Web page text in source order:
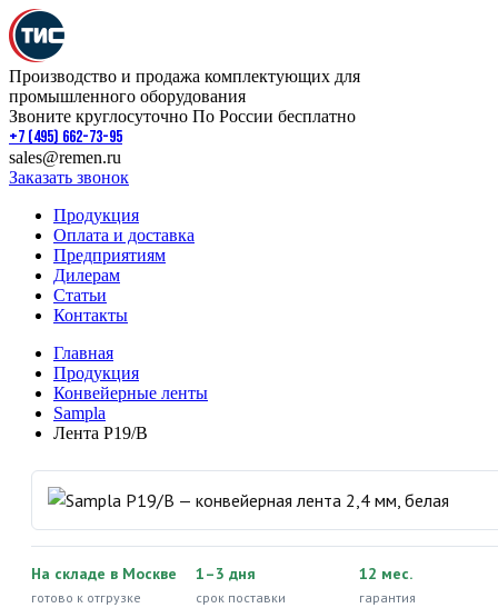
Производство и продажа комплектующих для
промышленного оборудования
Звоните круглосуточно По России бесплатно
+7 (495) 662-73-95
sales@remen.ru
Заказать звонок
Продукция
Оплата и доставка
Предприятиям
Дилерам
Статьи
Контакты
Главная
Продукция
Конвейерные ленты
Sampla
Лента P19/B
На складе в Москве
готово к отгрузке
1–3 дня
срок поставки
12 мес.
гарантия